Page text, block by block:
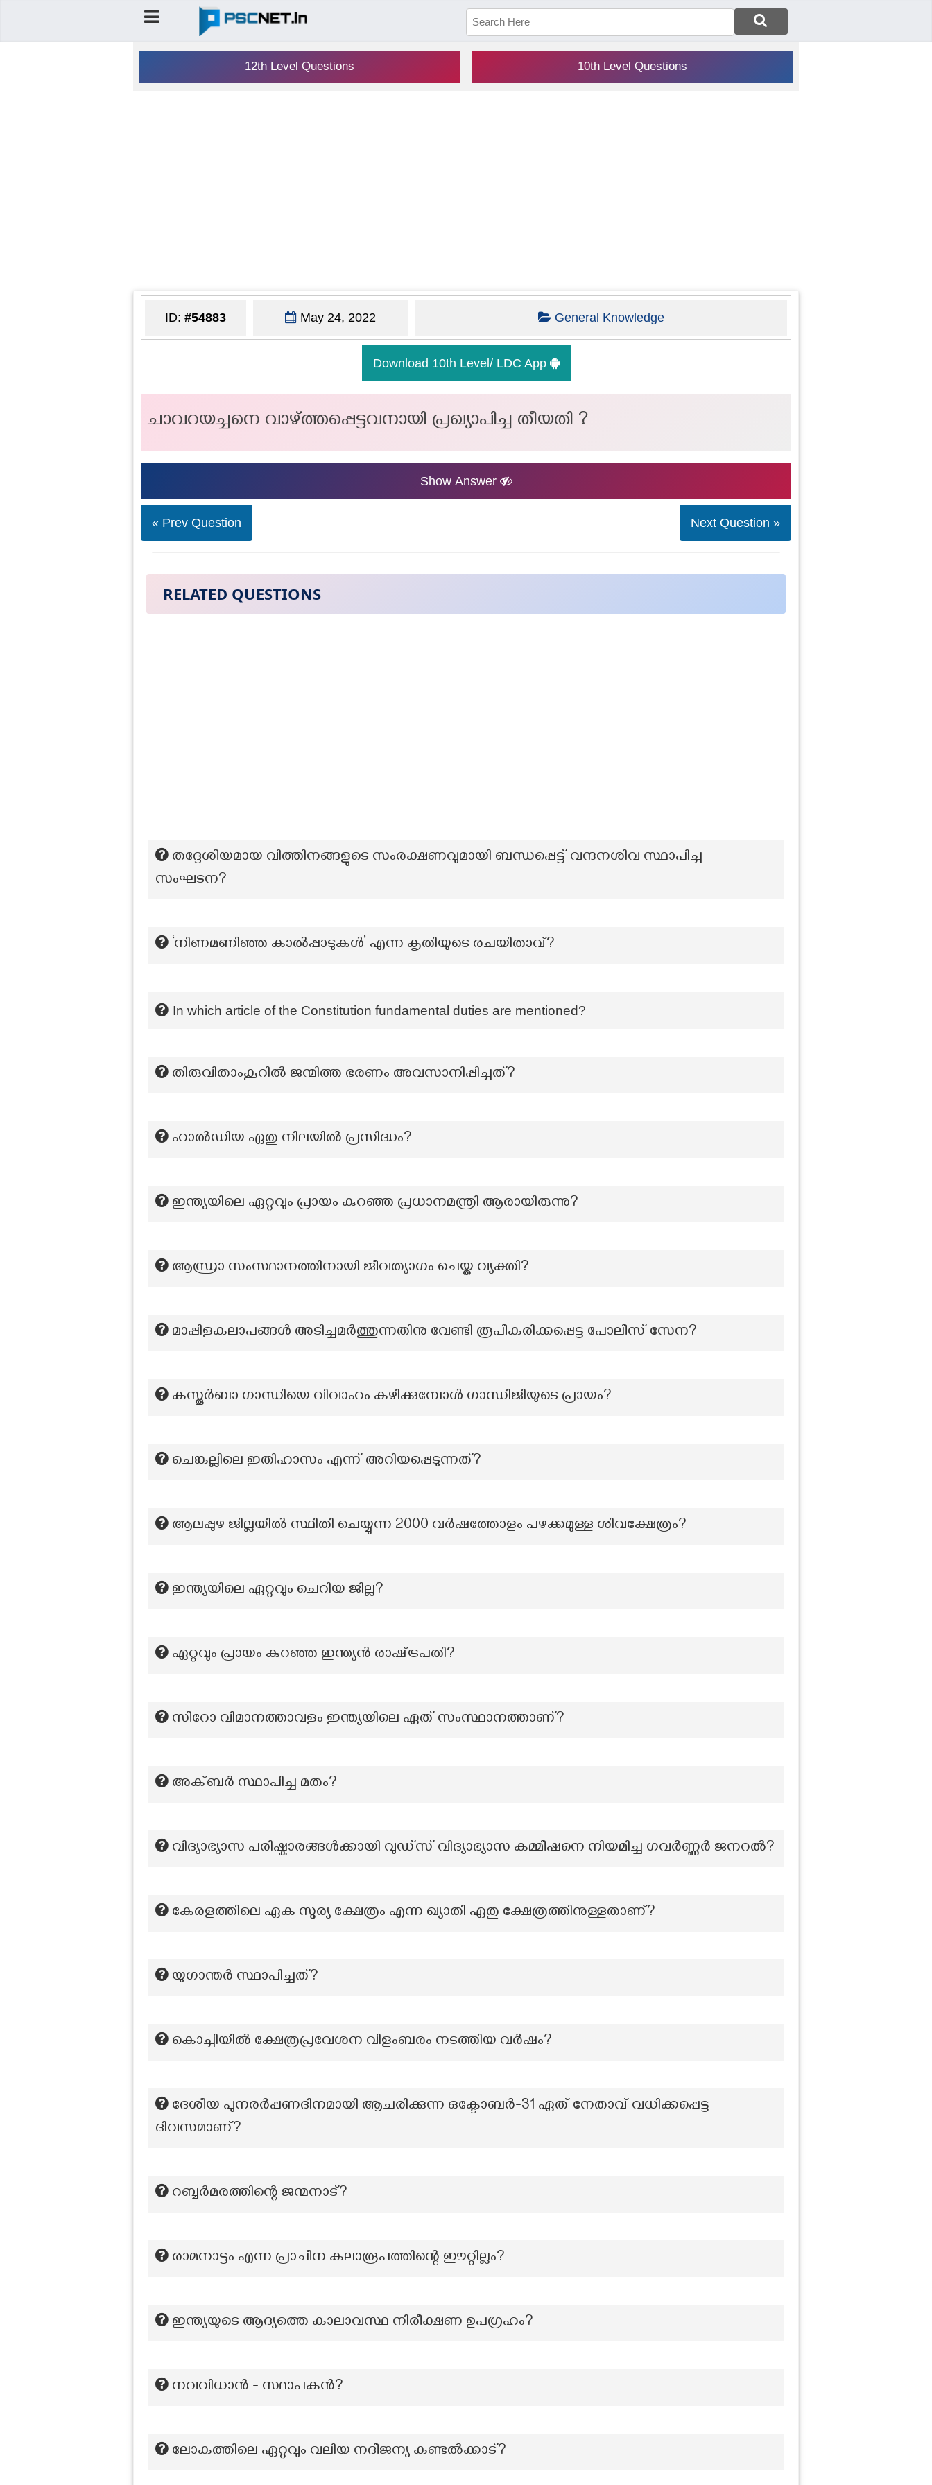
12th Level Questions 10th Level Questions
ID: #54883 May 24, 2022 General Knowledge
Download 10th Level/ LDC App
ചാവറയച്ചനെ വാഴ്ത്തപ്പെട്ടവനായി പ്രഖ്യാപിച്ച തീയതി ?
Show Answer
« Prev Question Next Question »
RELATED QUESTIONS
തദ്ദേശീയമായ വിത്തിനങ്ങളുടെ സംരക്ഷണവുമായി ബന്ധപ്പെട്ട് വന്ദനശിവ സ്ഥാപിച്ച
സംഘടന?
‘നിണമണിഞ്ഞ കാൽപ്പാടുകൾ’ എന്ന കൃതിയുടെ രചയിതാവ്?
In which article of the Constitution fundamental duties are mentioned?
തിരുവിതാംകൂറിൽ ജന്മിത്ത ഭരണം അവസാനിപ്പിച്ചത്?
ഹാൽഡിയ ഏതു നിലയിൽ പ്രസിദ്ധം?
ഇന്ത്യയിലെ ഏറ്റവും പ്രായം കുറഞ്ഞ പ്രധാനമന്ത്രി ആരായിരുന്നു?
ആന്ധ്രാ സംസ്ഥാനത്തിനായി ജീവത്യാഗം ചെയ്ത വ്യക്തി?
മാപ്പിളകലാപങ്ങള്‍ അടിച്ചമര്‍ത്തുന്നതിനു വേണ്ടി രൂപീകരിക്കപ്പെട്ട പോലീസ് സേന?
കസ്തൂർബാ ഗാന്ധിയെ വിവാഹം കഴിക്കുമ്പോൾ ഗാന്ധിജിയുടെ പ്രായം?
ചെങ്കല്ലിലെ ഇതിഹാസം എന്ന് അറിയപ്പെടുന്നത്?
ആലപ്പുഴ ജില്ലയിൽ സ്ഥിതി ചെയ്യുന്ന 2000 വർഷത്തോളം പഴക്കമുള്ള ശിവക്ഷേത്രം?
ഇന്ത്യയിലെ ഏറ്റവും ചെറിയ ജില്ല?
ഏറ്റവും പ്രായം കുറഞ്ഞ ഇന്ത്യൻ രാഷ്‌ട്രപതി?
സീറോ വിമാനത്താവളം ഇന്ത്യയിലെ ഏത് സംസ്ഥാനത്താണ്?
അക്ബർ സ്ഥാപിച്ച മതം?
വിദ്യാഭ്യാസ പരിഷ്കാരങ്ങൾക്കായി വുഡ്സ് വിദ്യാഭ്യാസ കമ്മീഷനെ നിയമിച്ച ഗവർണ്ണർ ജനറൽ?
കേരളത്തിലെ ഏക സൂര്യ ക്ഷേത്രം എന്ന ഖ്യാതി ഏതു ക്ഷേത്രത്തിനുള്ളതാണ്?
യുഗാന്തർ സ്ഥാപിച്ചത്?
കൊച്ചിയിൽ ക്ഷേത്രപ്രവേശന വിളംബരം നടത്തിയ വർഷം?
ദേശീയ പുനരർപ്പണദിനമായി ആചരിക്കുന്ന ഒക്ടോബർ-31 ഏത് നേതാവ് വധിക്കപ്പെട്ട
ദിവസമാണ്?
റബ്ബർമരത്തിന്റെ ജന്മനാട്?
രാമനാട്ടം എന്ന പ്രാചീന കലാരൂപത്തിന്റെ ഈറ്റില്ലം?
ഇന്ത്യയുടെ ആദ്യത്തെ കാലാവസ്ഥ നിരീക്ഷണ ഉപഗ്രഹം?
നവവിധാൻ - സ്ഥാപകന്‍?
ലോകത്തിലെ ഏറ്റവും വലിയ നദീജന്യ കണ്ടൽക്കാട്?